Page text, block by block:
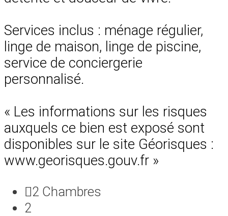
Services inclus : ménage régulier,
linge de maison, linge de piscine,
service de conciergerie
personnalisé.
« Les informations sur les risques
auxquels ce bien est exposé sont
disponibles sur le site Géorisques :
www.georisques.gouv.fr »
2 Chambres
2